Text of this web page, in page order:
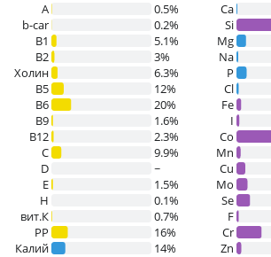
A
0.5%
b-car
0.2%
В1
5.1%
B2
3%
Холин
6.3%
B5
12%
B6
20%
B9
1.6%
B12
2.3%
C
9.9%
D
~
E
1.5%
H
0.1%
вит.К
0.7%
PP
16%
Калий
14%
Ca
Si
Mg
Na
P
Cl
Fe
I
Co
Mn
Cu
Mo
Se
F
Cr
Zn